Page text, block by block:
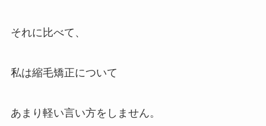
それに比べて、
私は縮毛矯正について
あまり軽い言い方をしません。